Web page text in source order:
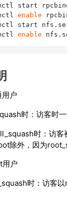
start
enable
start
enable
用户
时：访客时
时：访
除外，因为
户
时：访客